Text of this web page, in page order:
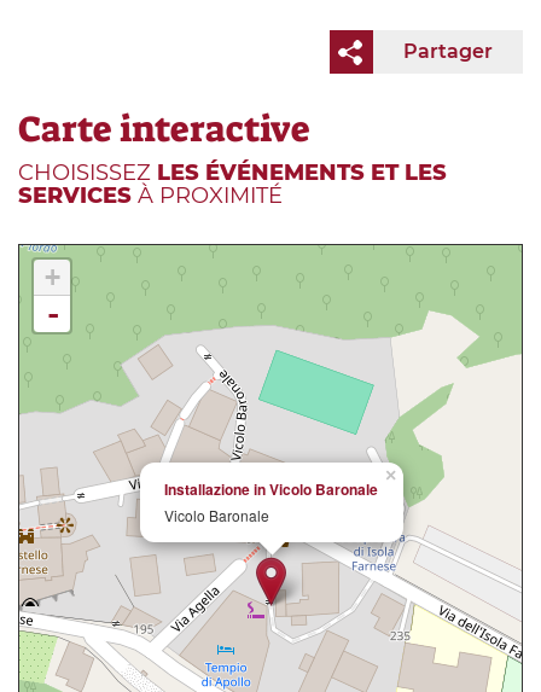
Partager
Carte interactive
CHOISISSEZ LES ÉVÉNEMENTS ET LES
SERVICES À PROXIMITÉ
×
Installazione in Vicolo Baronale
Vicolo Baronale
+
-